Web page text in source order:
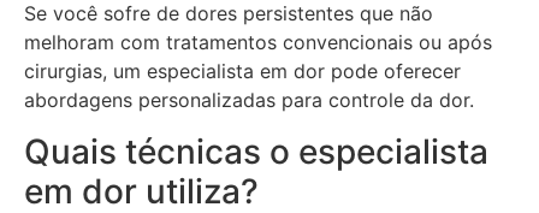
Se você sofre de dores persistentes que não
melhoram com tratamentos convencionais ou após
cirurgias, um especialista em dor pode oferecer
abordagens personalizadas para controle da dor.
Quais técnicas o especialista
em dor utiliza?